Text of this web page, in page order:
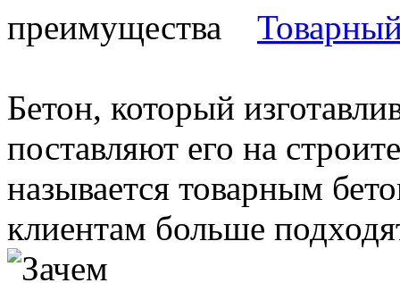
Бетон, который
поставляют его на
называется товарным
клиентам больше